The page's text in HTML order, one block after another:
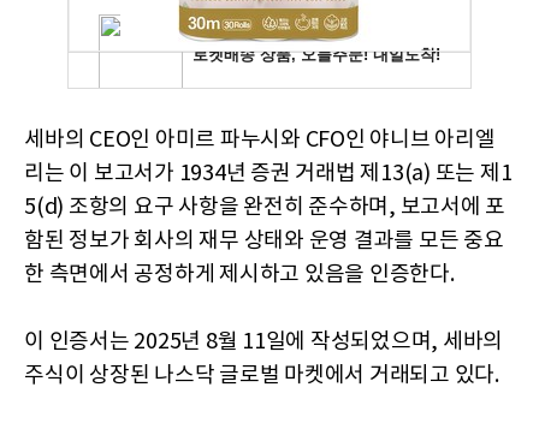
세바의 CEO인 아미르 파누시와 CFO인 야니브 아리엘
리는 이 보고서가 1934년 증권 거래법 제13(a) 또는 제1
5(d) 조항의 요구 사항을 완전히 준수하며, 보고서에 포
함된 정보가 회사의 재무 상태와 운영 결과를 모든 중요
한 측면에서 공정하게 제시하고 있음을 인증한다.
이 인증서는 2025년 8월 11일에 작성되었으며, 세바의
주식이 상장된 나스닥 글로벌 마켓에서 거래되고 있다.